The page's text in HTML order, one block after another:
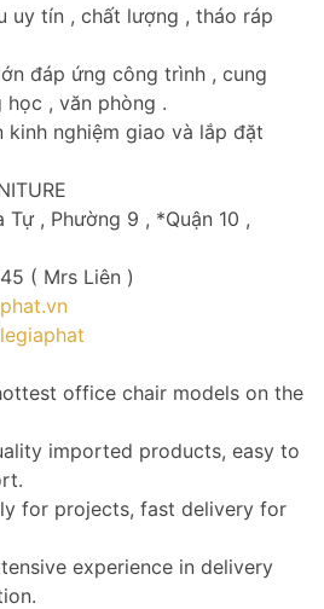
uy tín , chất lượng , tháo ráp
đáp ứng công trình , cung
, văn phòng .
nghiệm giao và lắp đặt
, Phường 9 , *Quận 10 ,
( Mrs Liên )
office chair models on the
imported products, easy to
for projects, fast delivery for
experience in delivery